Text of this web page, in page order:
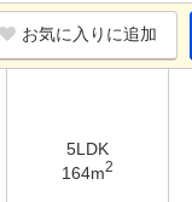
お気に入りに追加
5LDK
164m2